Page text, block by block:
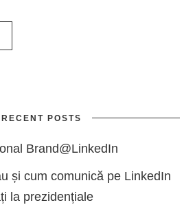
RECENT POSTS
Brand@LinkedIn
și cum comunică pe LinkedIn
la prezidențiale